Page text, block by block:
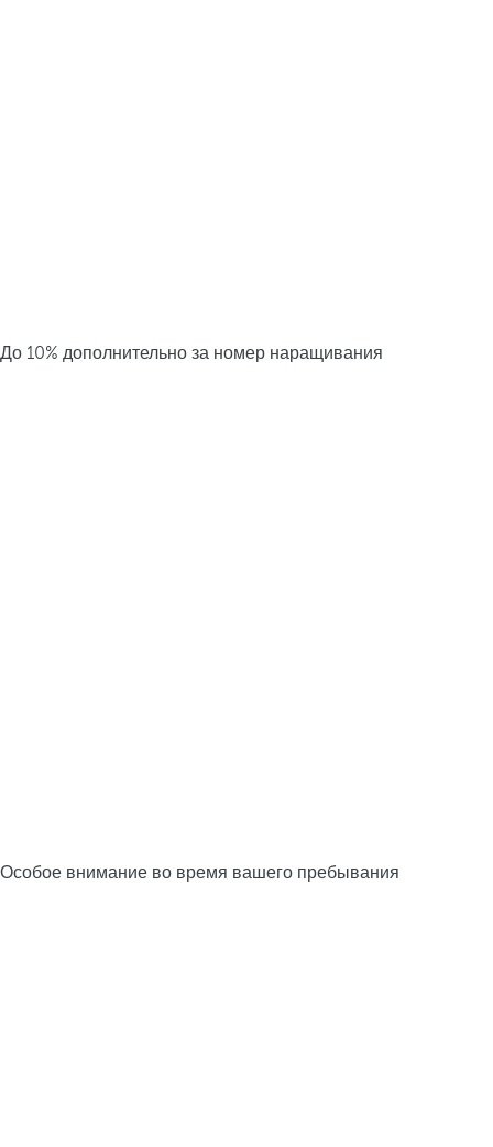
До 10% дополнительно за номер наращивания
Особое внимание во время вашего пребывания